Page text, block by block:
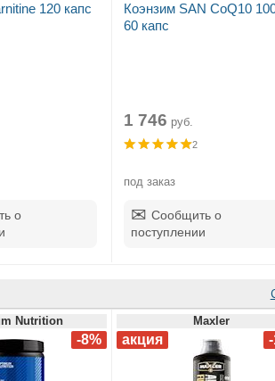
120 капс
о
Коэнзим SAN CoQ10
60 капс
1 746 руб.
2
под заказ
Сообщить о
поступлении
Nutrition Maxler